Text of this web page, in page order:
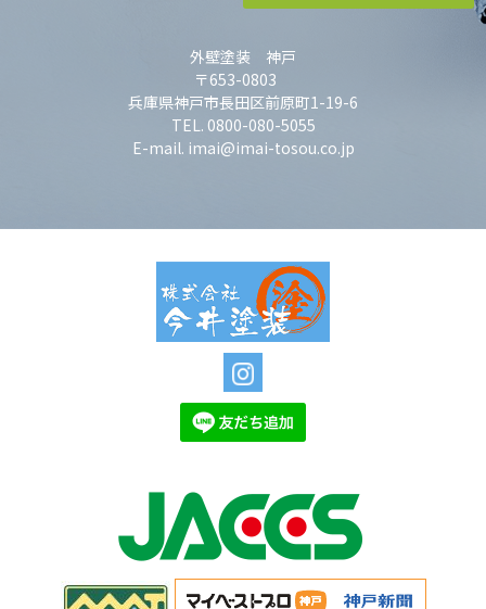
外壁塗装 神戸
〒653-0803
兵庫県神戸市長田区前原町1-19-6
TEL. 0800-080-5055
E-mail. imai@imai-tosou.co.jp